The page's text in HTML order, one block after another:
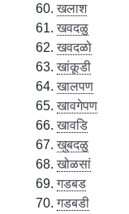
खलाश
खवदळु
खवदळो
खांकूडी
खालपण
खावगेपण
खावडि
खुबदळु
खोळसां
गडबड
गडबडी